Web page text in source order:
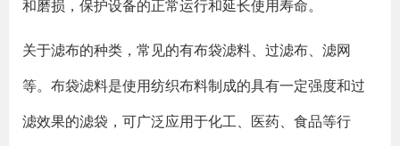
和磨损，保护设备的正常运行和延长使用寿命。
关于滤布的种类，常见的有布袋滤料、过滤布、滤网
等。布袋滤料是使用纺织布料制成的具有一定强度和过
滤效果的滤袋，可广泛应用于化工、医药、食品等行